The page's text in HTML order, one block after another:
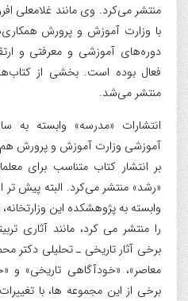
منتشر می‌کرد. وی مانند غلامعلی
با وزارت آموزش و پرورش
دوره‌های آموزشی و معرفتی و
فعال بوده است. بخشی از
منتشر می‌شد.
انتشارات «مدرسه» وابسته به
آموزشی وزارت آموزش و پرورش هم
بر انتشار کتاب متناسب برای
«رشد» منتشر می‌کرد. البته پیش تر
وابسته به پژوهشکده این
را منتشر می کرد، مانند آثاری
برخی آثار تاریخی ـ تحلیلی دکتر
معاصر»، «خودآگاهی تاریخی» و
برخی از این مجموعه ها، با